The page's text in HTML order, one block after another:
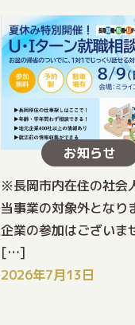
お知らせ
※長岡市内在住の社会
当事業の対象外となり
企業の参加はございま
[…]
2026年7月13日